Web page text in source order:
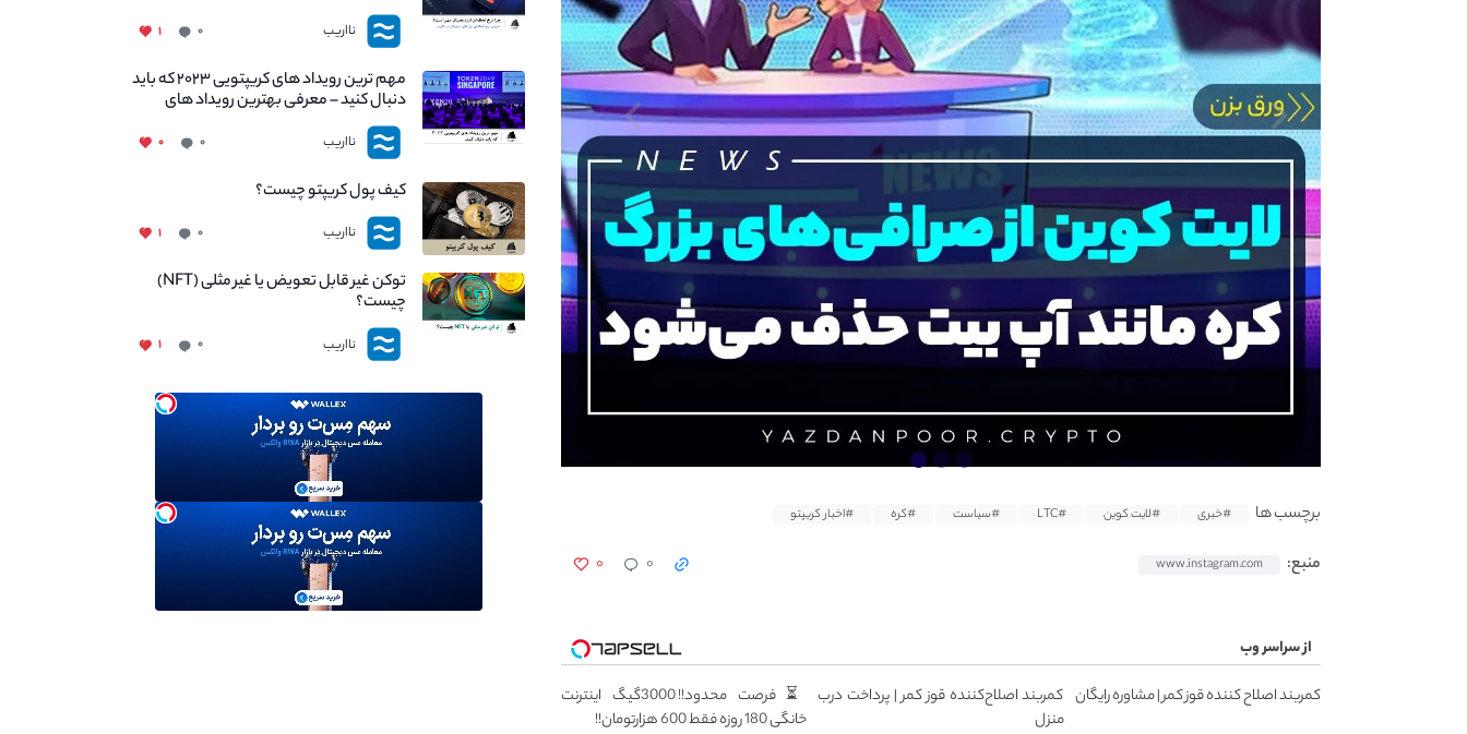
برچسب ها #خبری #لایت کوین #LTC #سیاست #کره #اخبار کریپتو
منبع: www.instagram.com ۰ ۰
از سراسر وب
کمربند اصلاح کننده قوز کمر | مشاوره رایگان کمربند اصلاح‌کننده قوز کمر | پرداخت درب
منزل
⏳فرصت محدود!! 3000گیگ اینترنت
خانگی 180 روزه فقط 600 هزارتومان!!
نااریب
نااریب ۰ ۱
مهم ترین رویداد های کریپتویی ۲۰۲۳ که باید
دنبال کنید – معرفی بهترین رویداد های
جهانی
نااریب ۰ ۰
کیف پول کریپتو چیست؟
نااریب ۰ ۱
توکن غیر قابل تعویض یا غیر مثلی (NFT)
چیست؟
نااریب ۰ ۱